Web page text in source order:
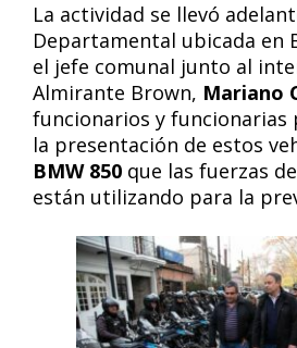
La actividad se llevó
Departamental ubicada en
el jefe comunal junto al
Almirante Brown, Mariano
funcionarios y funcionarias
la presentación de estos
BMW 850 que las fuerzas
están utilizando para la